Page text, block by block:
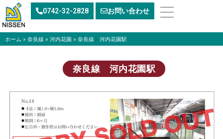
内
容
を
ス
0742-32-2828 お問い合わせ
ホーム » 奈良線 » 河内花園 » 奈良線 河内花園駅
奈良線 河内花園駅